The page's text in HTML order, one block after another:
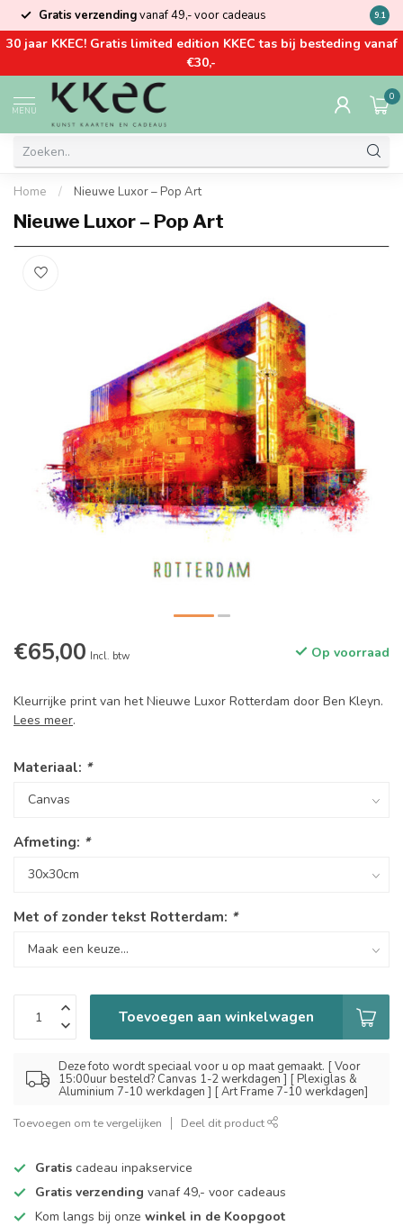
Gratis verzendingvanaf 49,- voor cadeaus Kom
9.1
30 jaar KKEC! Gratis limited edition KKEC tas bij besteding vanaf
€30,-
MENU
0
Home / Nieuwe Luxor – Pop Art
Nieuwe Luxor – Pop Art
€65,00 Incl. btw Op voorraad
Kleurrijke print van het Nieuwe Luxor Rotterdam door Ben Kleyn.
Lees meer.
Materiaal: *
Afmeting: *
Met of zonder tekst Rotterdam: *
Toevoegen aan winkelwagen
Deze foto wordt speciaal voor u op maat gemaakt. [ Voor
15:00uur besteld? Canvas 1-2 werkdagen ] [ Plexiglas &
Aluminium 7-10 werkdagen ] [ Art Frame 7-10 werkdagen]
Toevoegen om te vergelijken Deel dit product
Gratis cadeau inpakservice
Gratis verzending vanaf 49,- voor cadeaus
Kom langs bij onze winkel in de Koopgoot